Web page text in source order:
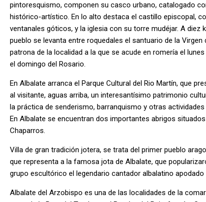
pintoresquismo, componen su casco urbano, catalogado
histórico-artístico. En lo alto destaca el castillo episcopal,
ventanales góticos, y la iglesia con su torre mudéjar. A diez
pueblo se levanta entre roquedales el santuario de la Virgen
patrona de la localidad a la que se acude en romería el
el domingo del Rosario.
En Albalate arranca el Parque Cultural del Rio Martín, que
al visitante, aguas arriba, un interesantísimo patrimonio
la práctica de senderismo, barranquismo y otras
En Albalate se encuentran dos importantes abrigos
Chaparros.
Villa de gran tradición jotera, se trata del primer pueblo
que representa a la famosa jota de Albalate, que
grupo escultórico el legendario cantador albalatino apodado
Albalate del Arzobispo es una de las localidades de la